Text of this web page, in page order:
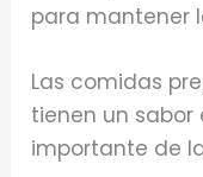
para mantener
Las comidas
tienen un sabor
importante de